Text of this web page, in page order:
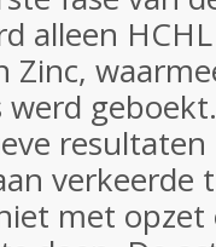
alleen
Zinc,
werd
verkeerde
met opzet